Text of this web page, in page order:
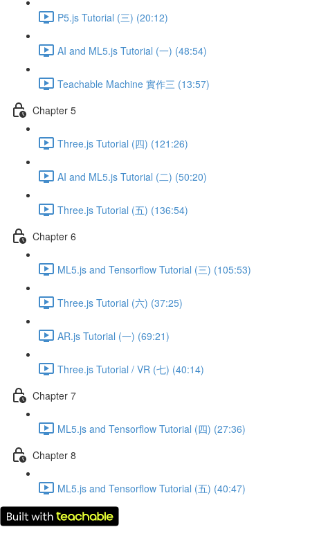
P5.js Tutorial (三) (20:12)
AI and ML5.js Tutorial (一) (48:54)
Teachable Machine 實作三 (13:57)
Chapter 5
Three.js Tutorial (四) (121:26)
AI and ML5.js Tutorial (二) (50:20)
Three.js Tutorial (五) (136:54)
Chapter 6
ML5.js and Tensorflow Tutorial (三) (105:53)
Three.js Tutorial (六) (37:25)
AR.js Tutorial (一) (69:21)
Three.js Tutorial / VR (七) (40:14)
Chapter 7
ML5.js and Tensorflow Tutorial (四) (27:36)
Chapter 8
ML5.js and Tensorflow Tutorial (五) (40:47)